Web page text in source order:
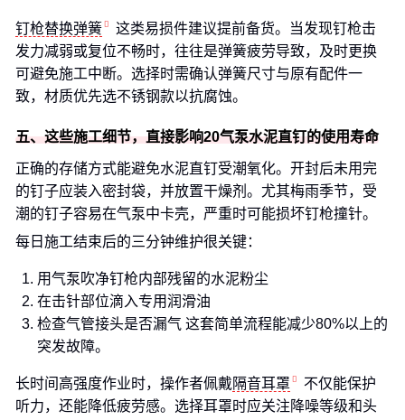
钉枪替换弹簧
这类易损件建议提前备货。当发现钉枪击
发力减弱或复位不畅时，往往是弹簧疲劳导致，及时更换
可避免施工中断。选择时需确认弹簧尺寸与原有配件一
致，材质优先选不锈钢款以抗腐蚀。
五、这些施工细节，直接影响20气泵水泥直钉的使用寿命
正确的存储方式能避免水泥直钉受潮氧化。开封后未用完
的钉子应装入密封袋，并放置干燥剂。尤其梅雨季节，受
潮的钉子容易在气泵中卡壳，严重时可能损坏钉枪撞针。
每日施工结束后的三分钟维护很关键：
用气泵吹净钉枪内部残留的水泥粉尘
在击针部位滴入专用润滑油
检查气管接头是否漏气 这套简单流程能减少80%以上的
突发故障。
长时间高强度作业时，操作者佩戴隔音耳罩
不仅能保护
听力，还能降低疲劳感。选择耳罩时应关注降噪等级和头